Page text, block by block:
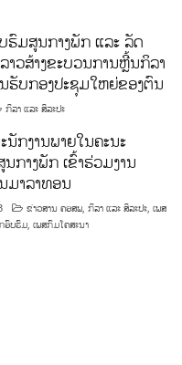
ຮົມສູນກາງພັກ ແລະ ລັດ
າວສ້າງຂະບວນການຫຼີ້ນກິລາ
ຮັບກອງປະຊຸມໃຫຍ່ຂອງຕົນ
ກິລາ ແລະ ສິລະປະ
ນັກງານພາຍໃນຄະນະ
ກາງພັກ ເຂົ້າຮ່ວມງານ
ມາລາທອນ
ຂ່າວສານ ຄອສພ ,ກິລາ ແລະ ສິລະປະ ,ເພສ
ອົບຮົມ ,ເພສກົມໂຄສະນາ